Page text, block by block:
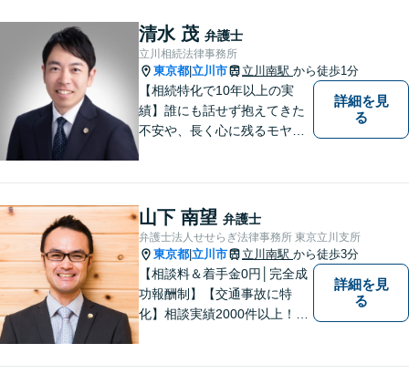
い！
清水 茂 弁護士
立川相続法律事務所
東京都 立川市 立川南駅 から徒歩1分
【相続特化で10年以上の実
績】誰にも話せず抱えてきた
不安や、長く心に残るモヤモ
も一緒に考えてサポートいた
します。【初回相談最大90分
間無料】【立川南駅1分/立川
駅3分】
詳細を見
る
山下 南望 弁護士
弁護士法人せせらぎ法律事務所 東京立川支所
東京都 立川市 立川南駅 から徒歩3分
【相談料＆着手金0円│完全成
功報酬制】【交通事故に特
化】相談実績2000件以上！慰
詳細を見
る